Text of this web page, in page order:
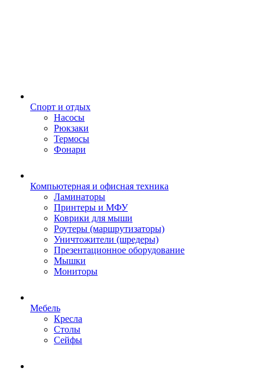
Спорт и отдых
Насосы
Рюкзаки
Термосы
Фонари
Компьютерная и офисная техника
Ламинаторы
Принтеры и МФУ
Коврики для мыши
Роутеры (маршрутизаторы)
Уничтожители (шредеры)
Презентационное оборудование
Мышки
Мониторы
Мебель
Кресла
Столы
Сейфы